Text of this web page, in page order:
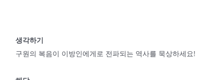
생각하기
구원의 복음이 이방인에게로 전파되는 역사를 묵상하세요!